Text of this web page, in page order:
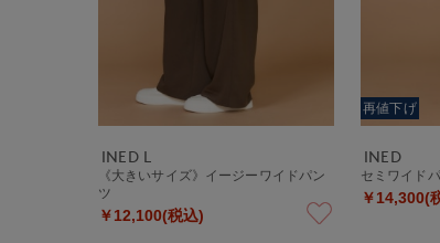
INED L
《大きいサイズ》イージーワイドパン
ツ
￥12,100(税込)
再値下げ
INED
セミワイド
￥14,300(